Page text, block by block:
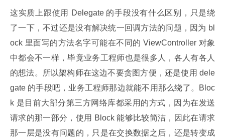
这实质上跟使用 Delegate 的手段没有什么区别，只是绕
了一下，不过还是没有解决统一回调方法的问题，因为 bl
ock 里面写的方法名字可能在不同的 ViewController 对象
中都会不一样，毕竟业务工程师也是很多人，各人有各人
的想法。所以架构师在这边不要贪图方便，还是使用 dele
gate 的手段吧，业务工程师那边就能不用那么绕了。Bloc
k 是目前大部分第三方网络库都采用的方式，因为在发送
请求的那一部分，使用 Block 能够比较简洁，因此在请求
那一层是没有问题的，只是在交换数据之后，还是转变成